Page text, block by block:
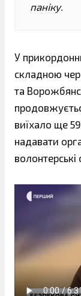
паніку.
У
складною
та
виїхало ще
надавати
волонтерські